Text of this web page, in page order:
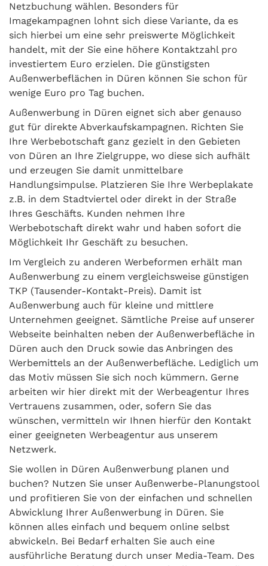
Netzbuchung wählen. Besonders für
Imagekampagnen lohnt sich diese Variante, da es
sich hierbei um eine sehr preiswerte Möglichkeit
handelt, mit der Sie eine höhere Kontaktzahl pro
investiertem Euro erzielen. Die günstigsten
Außenwerbeflächen in Düren können Sie schon für
wenige Euro pro Tag buchen.
Außenwerbung in Düren eignet sich aber genauso
gut für direkte Abverkaufskampagnen. Richten Sie
Ihre Werbebotschaft ganz gezielt in den Gebieten
von Düren an Ihre Zielgruppe, wo diese sich aufhält
und erzeugen Sie damit unmittelbare
Handlungsimpulse. Platzieren Sie Ihre Werbeplakate
z.B. in dem Stadtviertel oder direkt in der Straße
Ihres Geschäfts. Kunden nehmen Ihre
Werbebotschaft direkt wahr und haben sofort die
Möglichkeit Ihr Geschäft zu besuchen.
Im Vergleich zu anderen Werbeformen erhält man
Außenwerbung zu einem vergleichsweise günstigen
TKP (Tausender-Kontakt-Preis). Damit ist
Außenwerbung auch für kleine und mittlere
Unternehmen geeignet. Sämtliche Preise auf unserer
Webseite beinhalten neben der Außenwerbefläche in
Düren auch den Druck sowie das Anbringen des
Werbemittels an der Außenwerbefläche. Lediglich um
das Motiv müssen Sie sich noch kümmern. Gerne
arbeiten wir hier direkt mit der Werbeagentur Ihres
Vertrauens zusammen, oder, sofern Sie das
wünschen, vermitteln wir Ihnen hierfür den Kontakt
einer geeigneten Werbeagentur aus unserem
Netzwerk.
Sie wollen in Düren Außenwerbung planen und
buchen? Nutzen Sie unser Außenwerbe-Planungstool
und profitieren Sie von der einfachen und schnellen
Abwicklung Ihrer Außenwerbung in Düren. Sie
können alles einfach und bequem online selbst
abwickeln. Bei Bedarf erhalten Sie auch eine
ausführliche Beratung durch unser Media-Team. Des